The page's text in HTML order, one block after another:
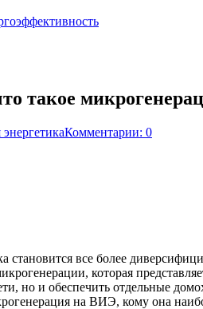
такое
Комментарии: 0
становится все более
которая
но и обеспечить отдельные
на ВИЭ, кому она